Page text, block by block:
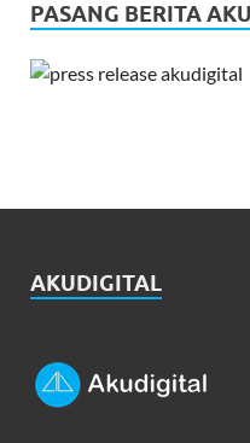
PASANG BERITA
AKUDIGITAL